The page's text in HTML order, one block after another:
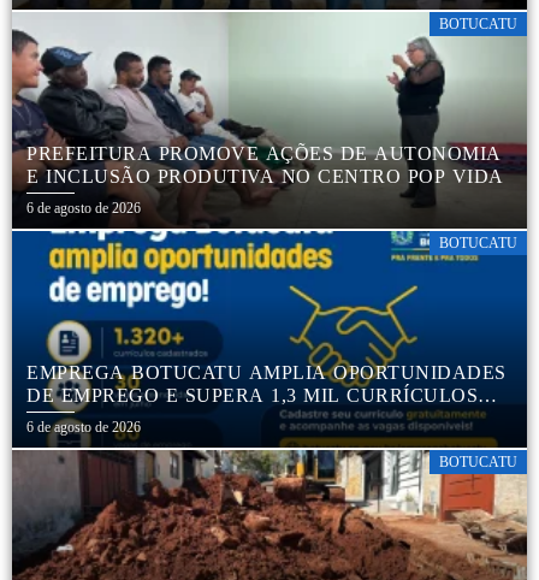
BOTUCATU
PREFEITURA PROMOVE AÇÕES DE AUTONOMIA
E INCLUSÃO PRODUTIVA NO CENTRO POP VIDA
6 de agosto de 2026
BOTUCATU
EMPREGA BOTUCATU AMPLIA OPORTUNIDADES
DE EMPREGO E SUPERA 1,3 MIL CURRÍCULOS
CADASTRADOS
6 de agosto de 2026
BOTUCATU